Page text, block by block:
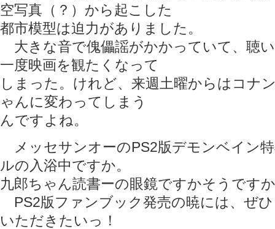
空写真（？）から起こした
都市模型は迫力がありました。
大きな音で傀儡謡がかかっていて、聴
一度映画を観たくなって
しまった。けれど、来週土曜からはコナ
ゃんに変わってしまう
んですよね。
メッセサンオーのPS2版デモンベイン
ルの入浴中ですか。
九郎ちゃん読書ーの眼鏡ですかそうで
PS2版ファンブック発売の暁には、ぜ
いただきたいっ！